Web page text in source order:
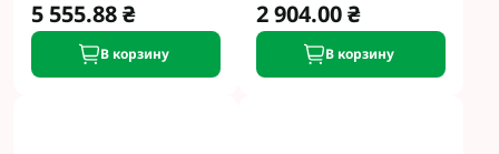
5 555.88 ₴
В корзину
2 904.00 ₴
В корзину